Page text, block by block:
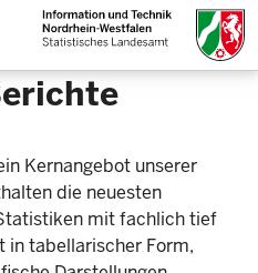
Kernangebot unserer
die neuesten
mit fachlich tief
in tabellarischer Form,